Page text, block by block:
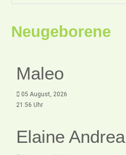
Neugeborene
Maleo
05 August, 2026
21:56 Uhr
Elaine Andrea